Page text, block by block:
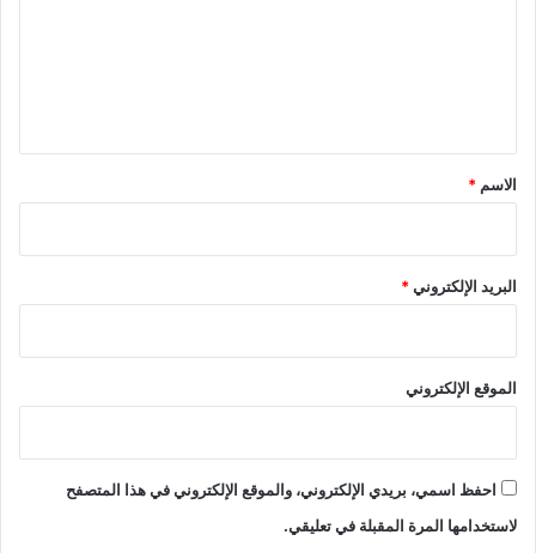
*
الاسم *
البريد الإلكتروني*
الموقع الإلكتروني
احفظ اسمي، بريدي الإلكتروني، والموقع الإلكتروني في هذا المتصفح
لاستخدامها المرة المقبلة في تعليقي.